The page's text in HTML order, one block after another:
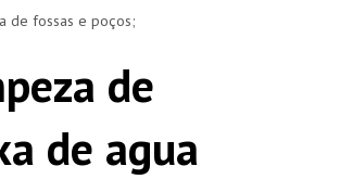
de fossas e poços;
de
de agua